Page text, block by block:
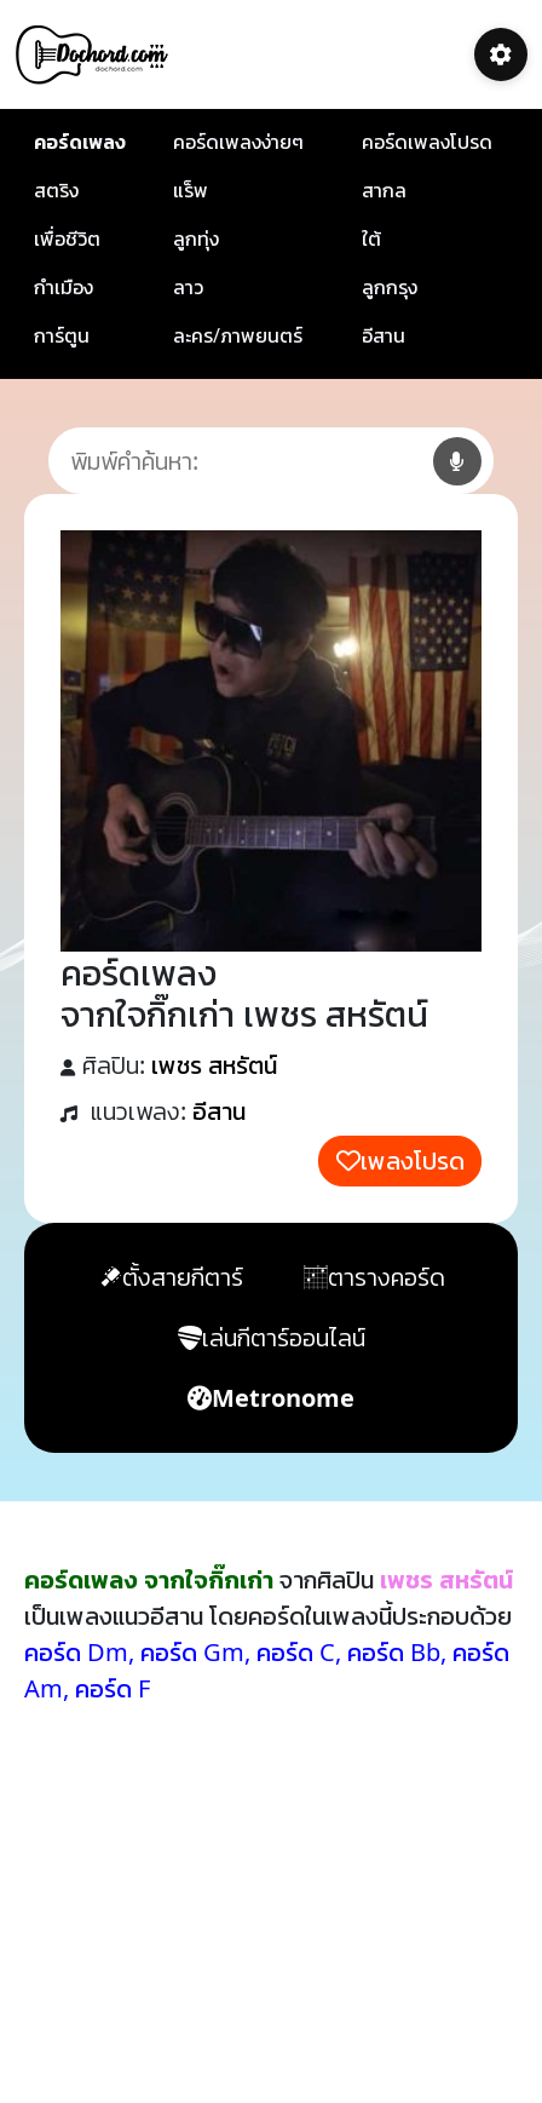
คอร์ดเพลง คอร์ดเพลงง่ายๆ
คอร์ดเพลงโปรด
สตริง
แร็พ
สากล
เพื่อชีวิต
ลูกทุ่ง
ใต้
กำเมือง
ลาว
ลูกกรุง
การ์ตูน
ละคร/ภาพยนตร์ อีสาน
คอร์ดเพลง
จากใจกิ๊กเก่า เพชร สหรัตน์
ศิลปิน: เพชร สหรัตน์
แนวเพลง: อีสาน
เพลงโปรด
ตั้งสายกีตาร์
ตารางคอร์ด
เล่นกีตาร์ออนไลน์
Metronome
คอร์ดเพลง จากใจกิ๊กเก่าจากศิลปิน เพชร สหรัตน์
เป็นเพลงแนวอีสาน โดยคอร์ดในเพลงนี้ประกอบด้วย
คอร์ด Dm, คอร์ด Gm, คอร์ด C, คอร์ด Bb, คอร์ด
Am, คอร์ด F